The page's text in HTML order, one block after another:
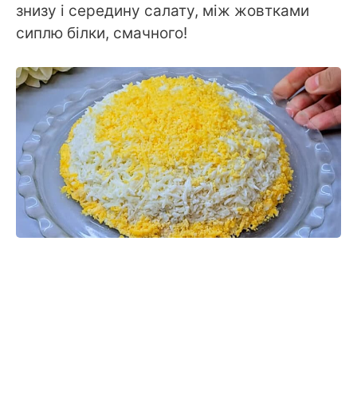
знизу і середину салату, між жовтками
сиплю білки, смачного!